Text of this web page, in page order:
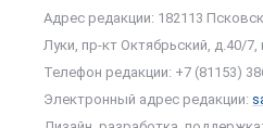
Адрес редакции: 182113
Луки, пр-кт Октябрьский, д.40/7,
Телефон редакции: +7 (81153)
Электронный адрес редакции: